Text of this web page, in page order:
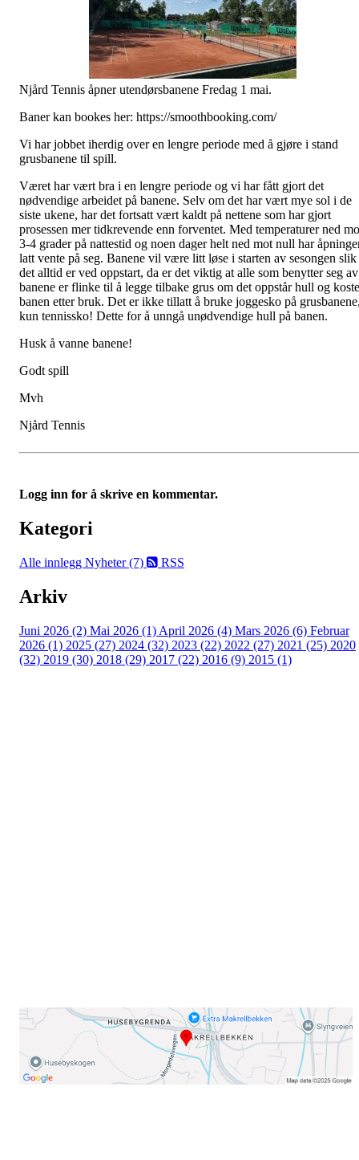
Njård Tennis åpner utendørsbanene Fredag 1 mai.
Baner kan bookes her: https://smoothbooking.com/
Vi har jobbet iherdig over en lengre periode med å gjøre i stand
grusbanene til spill.
Været har vært bra i en lengre periode og vi har fått gjort det
nødvendige arbeidet på banene. Selv om det har vært mye sol i de
siste ukene, har det fortsatt vært kaldt på nettene som har gjort
prosessen mer tidkrevende enn forventet. Med temperaturer ned
3-4 grader på nattestid og noen dager helt ned mot null har
latt vente på seg. Banene vil være litt løse i starten av sesongen slik
det alltid er ved oppstart, da er det viktig at alle som benytter seg av
banene er flinke til å legge tilbake grus om det oppstår hull og
banen etter bruk. Det er ikke tillatt å bruke joggesko på
kun tennissko! Dette for å unngå unødvendige hull på banen.
Husk å vanne banene!
Godt spill
Mvh
Njård Tennis
Logg inn for å skrive en kommentar.
Kategori
Alle innlegg Nyheter (7) RSS
Arkiv
Juni 2026 (2) Mai 2026 (1) April 2026 (4) Mars 2026 (6) Februar
2026 (1) 2025 (27) 2024 (32) 2023 (22) 2022 (27) 2021 (25) 2020
(32) 2019 (30) 2018 (29) 2017 (22) 2016 (9) 2015 (1)